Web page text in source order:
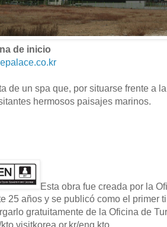
de inicio
de un spa que, por situarse frente a
hermosos paisajes marinos.
Esta obra fue creada por la
25 años y se publicó como el primer
gratuitamente de la Oficina de